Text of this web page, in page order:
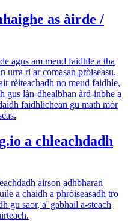
as àirde /
agus am meud faidhle a tha
urra ri ar comasan pròiseasu.
rèiteachadh no meud faidhle,
gus làn-dhealbhan àrd-inbhe a
faidhlichean gu math mòr
a chleachdadh
airson adhbharan
a chaidh a phròiseasadh tro
gu saor, a' gabhail a-steach